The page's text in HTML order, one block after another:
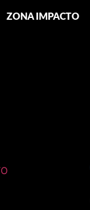
ZONA IMPACTO